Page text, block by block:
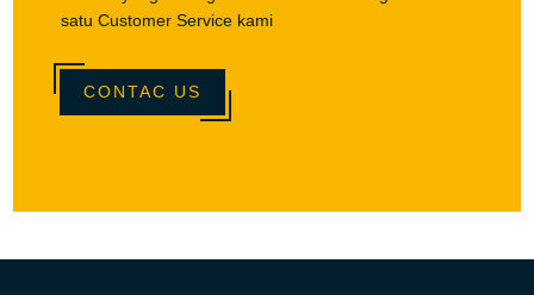
satu Customer Service kami
CONTAC US